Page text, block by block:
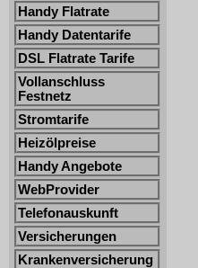
Handy Flatrate
Handy Datentarife
DSL Flatrate Tarife
Vollanschluss
Festnetz
Stromtarife
Heizölpreise
Handy Angebote
WebProvider
Telefonauskunft
Versicherungen
Krankenversicherung